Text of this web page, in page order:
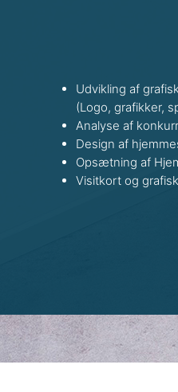
Udvikling af
(Logo, grafikker,
Analyse af
Design af
Opsætning af
Visitkort og